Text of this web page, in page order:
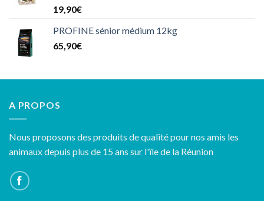
19,90€
PROFINE sénior médium 12kg
65,90€
A PROPOS
Nous proposons des produits de qualité pour nos amis les
animaux depuis plus de 15 ans sur l'île de la Réunion